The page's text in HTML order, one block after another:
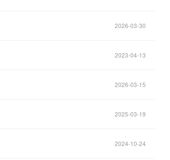
2026-03-30
2023-04-13
2026-03-15
2025-03-19
2024-10-24